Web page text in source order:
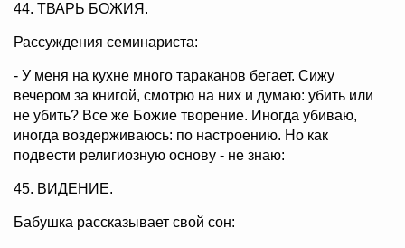
44. ТВАРЬ БОЖИЯ.
Рассуждения семинариста:
- У меня на кухне много тараканов бегает. Сижу
вечером за книгой, смотрю на них и думаю: убить или
не убить? Все же Божие творение. Иногда убиваю,
иногда воздерживаюсь: по настроению. Но как
подвести религиозную основу - не знаю:
45. ВИДЕНИЕ.
Бабушка рассказывает свой сон: